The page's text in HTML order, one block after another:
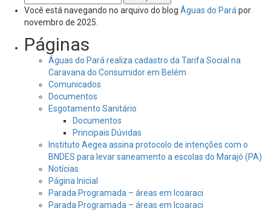
por:
Você está navegando no arquivo do blog Águas do Pará por
novembro de 2025.
Páginas
Águas do Pará realiza cadastro da Tarifa Social na
Caravana do Consumidor em Belém
Comunicados
Documentos
Esgotamento Sanitário
Documentos
Principais Dúvidas
Instituto Aegea assina protocolo de intenções com o
BNDES para levar saneamento a escolas do Marajó (PA)
Notícias
Página Inicial
Parada Programada – áreas em Icoaraci
Parada Programada – áreas em Icoaraci